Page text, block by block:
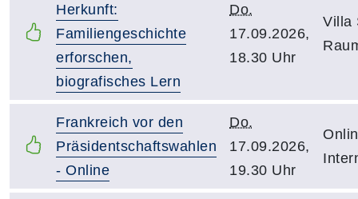
Herkunft:
Familiengeschichte
erforschen,
biografisches Lern
Do.
17.09.2026,
18.30 Uhr
Villa
Frankreich vor den
Präsidentschaftswahlen
- Online
Do.
17.09.2026,
19.30 Uhr